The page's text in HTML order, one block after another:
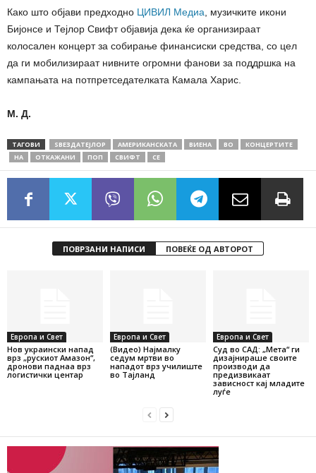
Како што објави предходно ЦИВИЛ Медиа , музичките икони
Бијонсе и Тејлор Свифт објавија дека ќе организираат
колосален концерт за собирање финансиски средства, со цел
да ги мобилизираат нивните огромни фанови за поддршка на
кампањата на потпретседателката Камала Харис.
М. Д.
ТАГОВИ ЅВЕЗДАТЕЈЛОР АМЕРИКАНСКАТА ВИЕНА ВО
КОНЦЕРТИТЕ
НА
ОТКАЖАНИ ПОП СВИФТ СЕ
ПОВРЗАНИ НАПИСИ ПОВЕЌЕ ОД АВТОРОТ
Европа и Свет
Нов украински напад
врз „рускиот Амазон“,
дронови паднаа врз
логистички центар
Европа и Свет
(Видео) Најмалку
седум мртви во
нападот врз училиште
во Тајланд
Европа и Свет
Суд во САД: „Мета“ ги
дизајнираше своите
производи да
предизвикаат
зависност кај младите
луѓе